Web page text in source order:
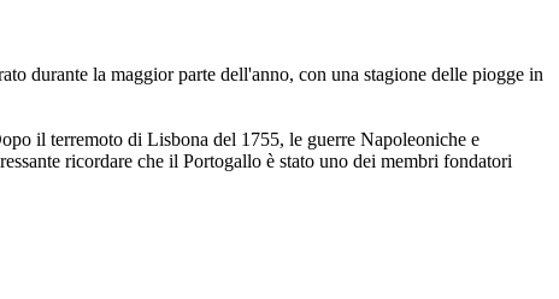
durante la maggior parte dell'anno, con una stagione delle piogge in
il terremoto di Lisbona del 1755, le guerre Napoleoniche e
ricordare che il Portogallo è stato uno dei membri fondatori